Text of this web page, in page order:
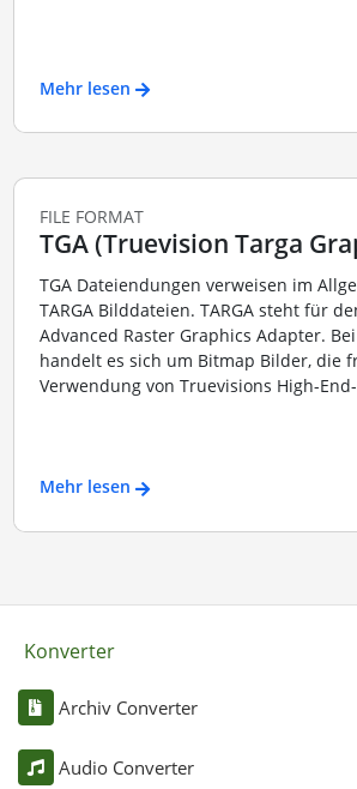
Mehr lesen
FILE FORMAT
TGA (Truevision Targa
TGA Dateiendungen verweisen im
TARGA Bilddateien. TARGA steht für
Advanced Raster Graphics Adapter.
handelt es sich um Bitmap Bilder, die
Verwendung von Truevisions High-
Mehr lesen
Konverter
Archiv Converter
Audio Converter